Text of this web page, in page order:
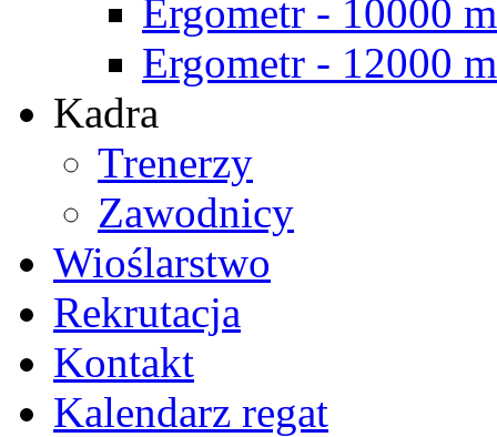
Ergometr - 10000 m
Ergometr - 12000 m
Kadra
Trenerzy
Zawodnicy
Wioślarstwo
Rekrutacja
Kontakt
Kalendarz regat